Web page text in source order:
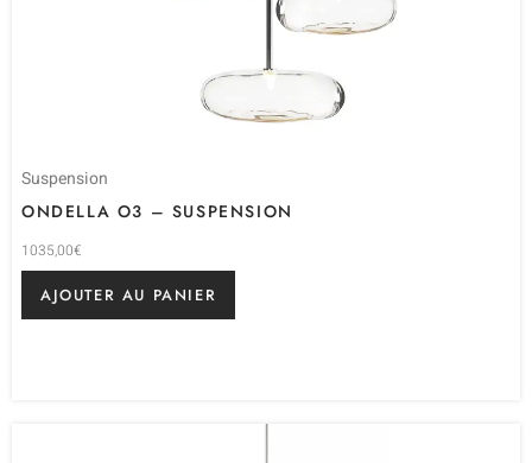
Suspension
ONDELLA O3 – SUSPENSION
1035,00€
AJOUTER AU PANIER